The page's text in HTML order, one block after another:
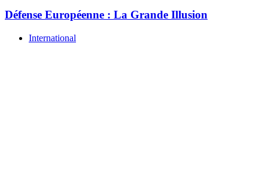
Défense Européenne : La Grande Illusion
International